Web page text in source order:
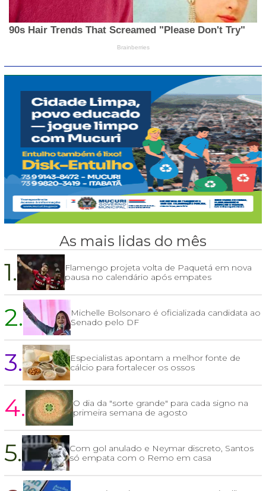
As mais lidas do mês
1.
Flamengo projeta volta de Paquetá em nova
pausa no calendário após empates
2.
Michelle Bolsonaro é oficializada candidata ao
Senado pelo DF
3.
Especialistas apontam a melhor fonte de
cálcio para fortalecer os ossos
4.
O dia da "sorte grande" para cada signo na
primeira semana de agosto
5.
Com gol anulado e Neymar discreto, Santos
só empata com o Remo em casa